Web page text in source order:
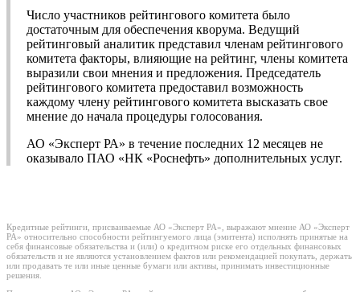
Число участников рейтингового комитета было
достаточным для обеспечения кворума. Ведущий
рейтинговый аналитик представил членам рейтингового
комитета факторы, влияющие на рейтинг, члены комитета
выразили свои мнения и предложения. Председатель
рейтингового комитета предоставил возможность
каждому члену рейтингового комитета высказать свое
мнение до начала процедуры голосования.
АО «Эксперт РА» в течение последних 12 месяцев не
оказывало ПАО «НК «Роснефть» дополнительных услуг.
Кредитные рейтинги, присваиваемые АО «Эксперт РА», выражают мнение АО «Эксперт
РА» относительно способности рейтингуемого лица (эмитента) исполнять принятые на
себя финансовые обязательства и (или) о кредитном риске его отдельных финансовых
обязательств и не являются установлением фактов или рекомендацией покупать, держать
или продавать те или иные ценные бумаги или активы, принимать инвестиционные
решения.